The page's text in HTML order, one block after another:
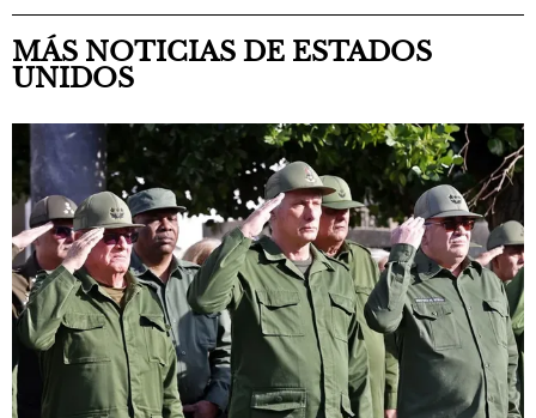
MÁS NOTICIAS DE ESTADOS
UNIDOS